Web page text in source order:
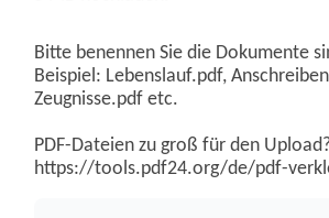
Bitte benennen Sie die Dokumente
Beispiel: Lebenslauf.pdf,
Zeugnisse.pdf etc.
PDF-Dateien zu groß für den
https://tools.pdf24.org/de/pdf-